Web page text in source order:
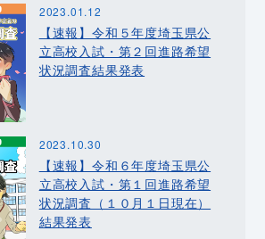
2023.01.12
【速報】令和５年度埼玉県公
立高校入試・第２回進路希望
状況調査結果発表
2023.10.30
【速報】令和６年度埼玉県公
立高校入試・第１回進路希望
状況調査（１０月１日現在）
結果発表